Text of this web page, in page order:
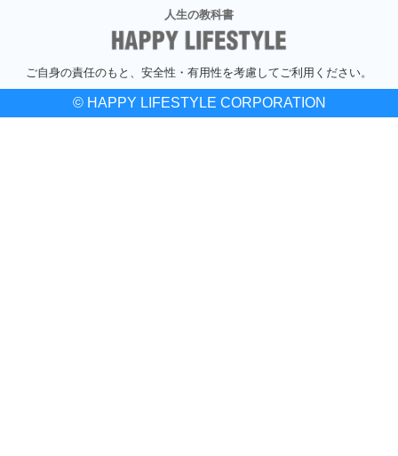
人生の教科書
ご自身の責任のもと、安全性・有用性を考慮してご利用ください。
© HAPPY LIFESTYLE CORPORATION